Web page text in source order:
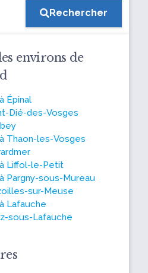
Rechercher
environs de
Épinal
Dié-des-Vosges
Thaon-les-Vosges
Liffol-le-Petit
Pargny-sous-Mureau
sur-Meuse
Lafauche
sous-Lafauche